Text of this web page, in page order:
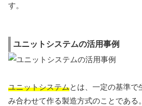
す。
ユニットシステムの活用事例
ユニットシステムとは、一定の基準で
み合わせて作る製造方式のことである